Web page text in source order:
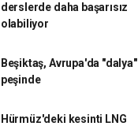
derslerde daha başarısız
olabiliyor
Beşiktaş, Avrupa'da "dalya"
peşinde
Hürmüz'deki kesinti LNG